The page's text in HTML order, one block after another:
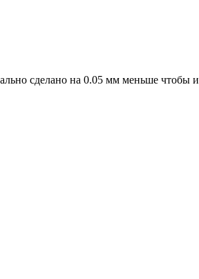
сделано на 0.05 мм меньше чтобы